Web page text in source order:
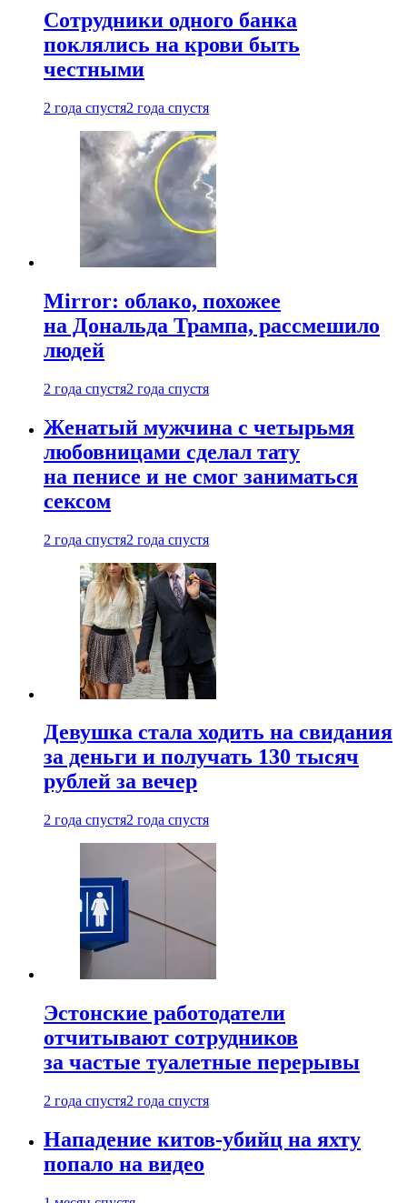
Сотрудники одного банка
поклялись на крови быть
честными
2 года спустя2 года спустя
Mirror: облако, похожее
на Дональда Трампа, рассмешило
людей
2 года спустя2 года спустя
Женатый мужчина с четырьмя
любовницами сделал тату
на пенисе и не смог заниматься
сексом
2 года спустя2 года спустя
Девушка стала ходить на свидания
за деньги и получать 130 тысяч
рублей за вечер
2 года спустя2 года спустя
Эстонские работодатели
отчитывают сотрудников
за частые туалетные перерывы
2 года спустя2 года спустя
Нападение китов-убийц на яхту
попало на видео